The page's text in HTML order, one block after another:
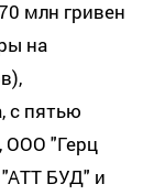
млн гривен
на
с пятью
"Герц
БУД" и